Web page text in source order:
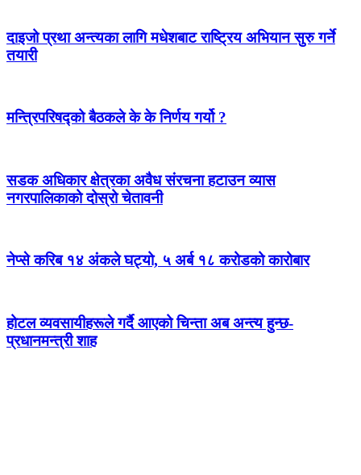
दाइजो प्रथा अन्त्यका लागि मधेशबाट राष्ट्रिय अभियान सुरु गर्ने
तयारी
मन्त्रिपरिषद्को बैठकले के के निर्णय गर्यो ?
सडक अधिकार क्षेत्रका अवैध संरचना हटाउन व्यास
नगरपालिकाको दोस्रो चेतावनी
नेप्से करिब १४ अंकले घट्यो, ५ अर्ब १८ करोडको कारोबार
होटल व्यवसायीहरूले गर्दै आएको चिन्ता अब अन्त्य हुन्छ-
प्रधानमन्त्री शाह